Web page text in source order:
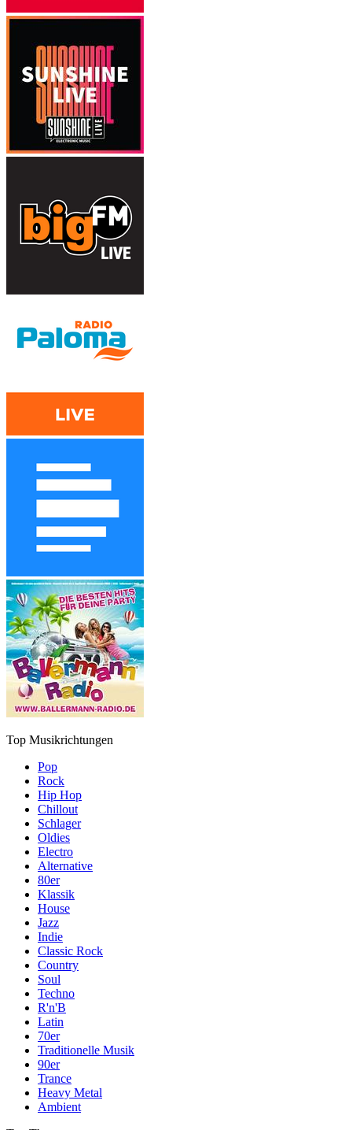
Top Musikrichtungen
Pop
Rock
Hip Hop
Chillout
Schlager
Oldies
Electro
Alternative
80er
Klassik
House
Jazz
Indie
Classic Rock
Country
Soul
Techno
R'n'B
Latin
70er
Traditionelle Musik
90er
Trance
Heavy Metal
Ambient